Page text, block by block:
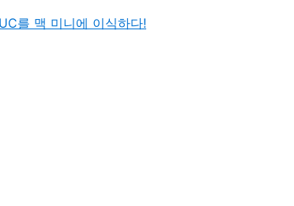
를 맥 미니에 이식하다!